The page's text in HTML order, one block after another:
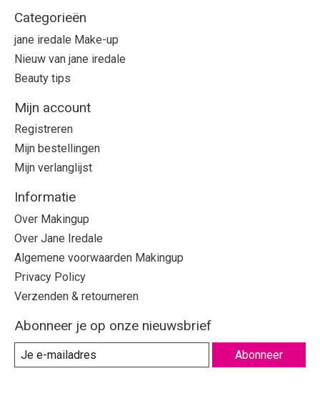
Categorieën
jane iredale Make-up
Nieuw van jane iredale
Beauty tips
Mijn account
Registreren
Mijn bestellingen
Mijn verlanglijst
Informatie
Over Makingup
Over Jane Iredale
Algemene voorwaarden Makingup
Privacy Policy
Verzenden & retourneren
Abonneer je op onze nieuwsbrief
Abonneer